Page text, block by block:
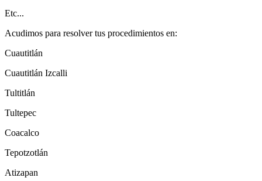
Etc...
Acudimos para resolver tus procedimientos en:
Cuautitlán
Cuautitlán Izcalli
Tultitlán
Tultepec
Coacalco
Tepotzotlán
Atizapan